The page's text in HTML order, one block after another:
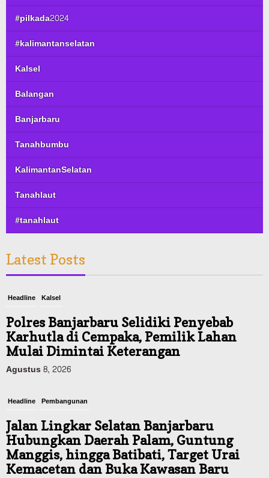
#pilkada2024
#kalimantanselatan
Kalsel
Balangan
Banjarbaru
Tanahbumbu
KalimantanSelatan
Tanahlaut
#tanahlaut
Latest Posts
Headline Kalsel
Polres Banjarbaru Selidiki Penyebab
Karhutla di Cempaka, Pemilik Lahan
Mulai Dimintai Keterangan
Agustus 8, 2026
Headline Pembangunan
Jalan Lingkar Selatan Banjarbaru
Hubungkan Daerah Palam, Guntung
Manggis, hingga Batibati, Target Urai
Kemacetan dan Buka Kawasan Baru